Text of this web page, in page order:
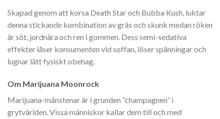
Skapad genom att korsa Death Star och Bubba Kush, luktar
denna stickande kombination av gräs och skunk medan röken
är söt, jordnära och ren i gommen. Dess semi-sedativa
effekter låser konsumenten vid soffan, löser spänningar och
lugnar lätt fysiskt obehag.
Om Marijuana Moonrock
Marijuana-månstenar är i grunden ”champagnen” i
grytvärlden. Vissa människor kallar dem till och med